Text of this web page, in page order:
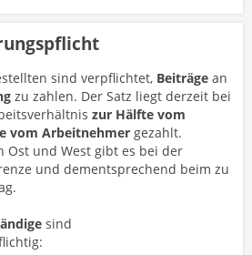
sind verpflichtet, Beiträge an
zu zahlen. Der Satz liegt derzeit bei
zur Hälfte vom
vom Arbeitnehmer gezahlt.
Ost und West gibt es bei der
und dementsprechend beim zu
sind